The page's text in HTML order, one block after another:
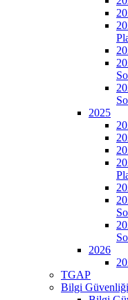
2025
2026
TGAP
Bilgi Güvenliği